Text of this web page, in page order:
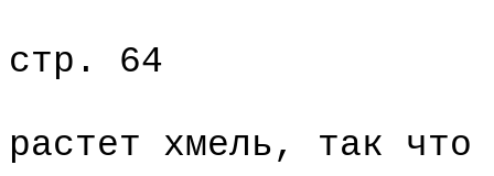
стр. 64
растет хмель, так что